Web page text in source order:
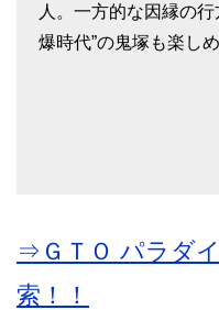
人。一方的な因縁の
爆時代”の鬼塚も楽し
⇒ＧＴＯ パラダ
索！！